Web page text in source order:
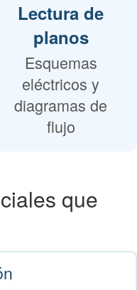
Lectura de
planos
Esquemas
eléctricos y
diagramas de
flujo
que